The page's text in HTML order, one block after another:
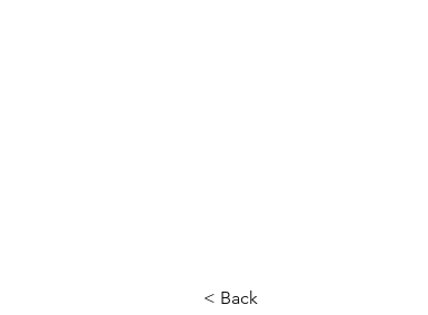
< Back